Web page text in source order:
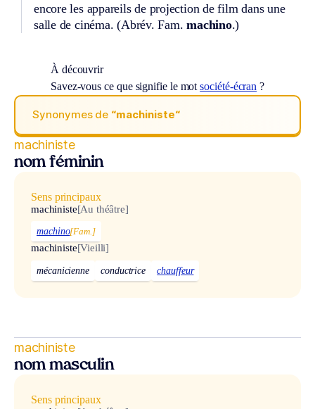
encore les appareils de projection de film dans une
salle de cinéma. (Abrév. Fam. machino.)
À découvrir
Savez-vous ce que signifie le motsociété-écran ?
Synonymes de “machiniste“
machiniste
nom féminin
Sens principaux
machiniste[Au théâtre]
machino[Fam.]
machiniste[Vieilli]
mécanicienne conductrice chauffeur
machiniste
nom masculin
Sens principaux